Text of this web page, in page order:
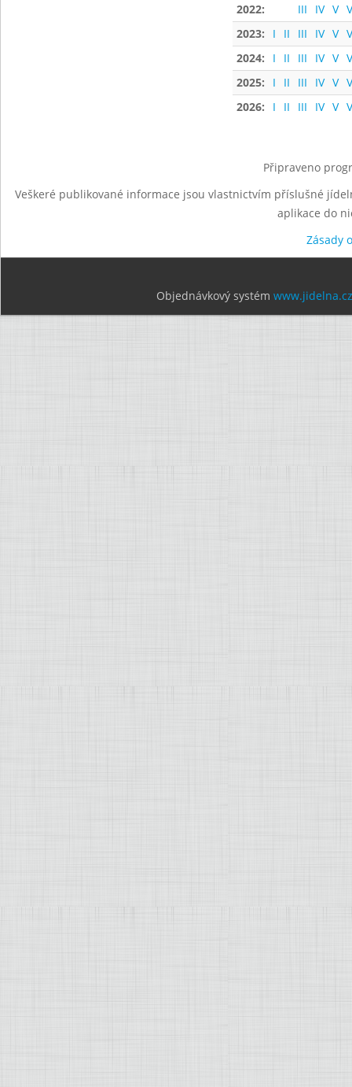
2022:
III IV V
2023:
I II III IV V
2024:
I II III IV V
2025:
I II III IV V
2026:
I II III IV V
Připraveno
Veškeré publikované informace jsou vlastnictvím příslušné
aplikace do
Zásady
Objednávkový systém www.jidelna.cz